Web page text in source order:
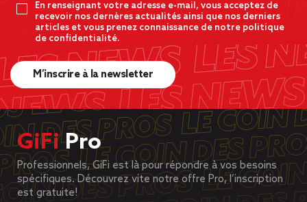
En renseignant votre adresse e-mail, vous acceptez de
recevoir nos dernères actualités ainsi que nos derniers
articles et vous prenez connaissance de notre politique
de confidentialité.
M’inscrire à la newsletter
GiFiPro
Professionnels, GiFi est là pour répondre à vos besoins
spécifiques. Découvrez vite notre offre Pro, l’inscription
est gratuite!